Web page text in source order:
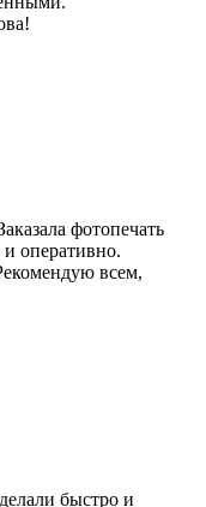
фотопечать
оперативно.
всем,
быстро и